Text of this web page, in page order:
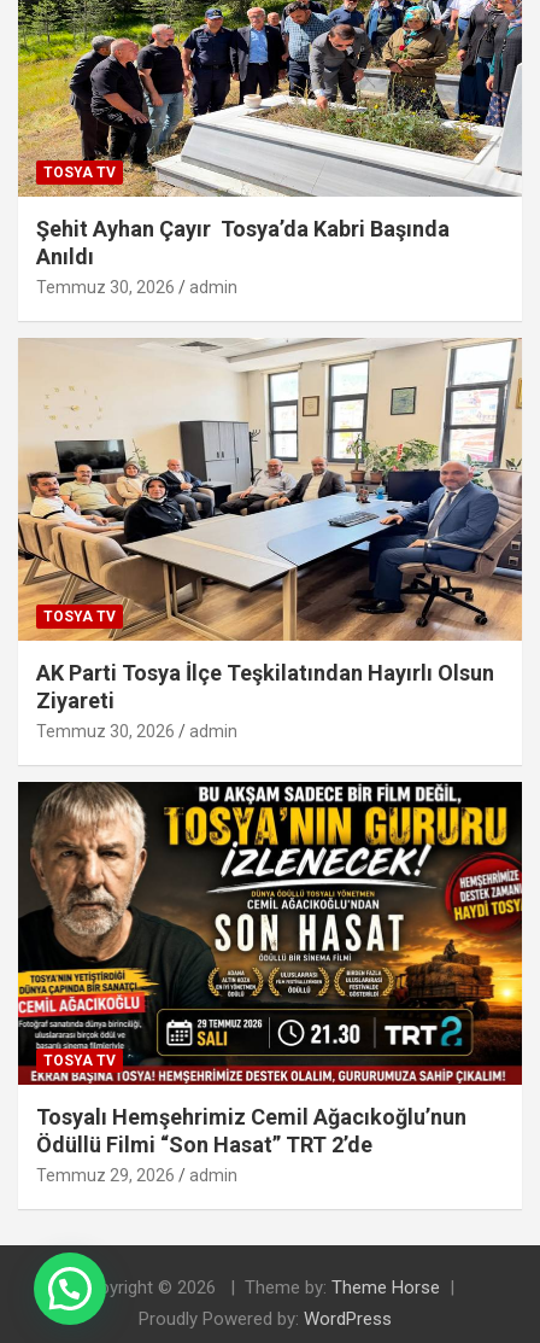
TOSYA TV
Şehit Ayhan Çayır Tosya’da Kabri Başında
Anıldı
Temmuz 30, 2026 admin
TOSYA TV
AK Parti Tosya İlçe Teşkilatından Hayırlı Olsun
Ziyareti
Temmuz 30, 2026 admin
TOSYA TV
Tosyalı Hemşehrimiz Cemil Ağacıkoğlu’nun
Ödüllü Filmi “Son Hasat” TRT 2’de
Temmuz 29, 2026 admin
Copyright © 2026 Theme by: Theme Horse
Proudly Powered by: WordPress